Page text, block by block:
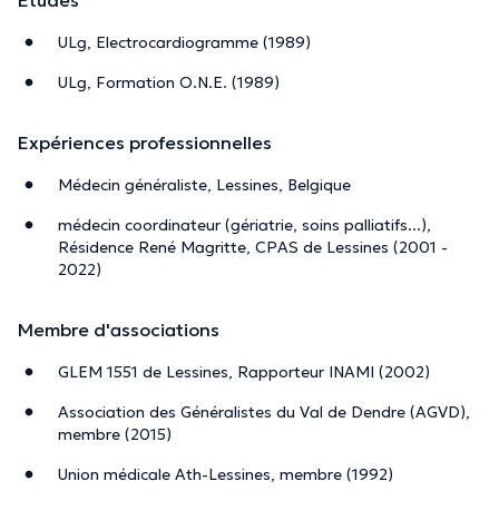
ULg, Electrocardiogramme (1989)
ULg, Formation O.N.E. (1989)
Expériences professionnelles
Médecin généraliste, Lessines, Belgique
médecin coordinateur (gériatrie, soins palliatifs...),
Résidence René Magritte, CPAS de Lessines (2001 -
2022)
Membre d'associations
GLEM 1551 de Lessines, Rapporteur INAMI (2002)
Association des Généralistes du Val de Dendre (AGVD),
membre (2015)
Union médicale Ath-Lessines, membre (1992)